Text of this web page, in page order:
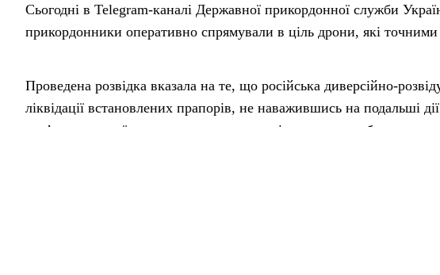
Сьогодні в Telegram-каналі Державної прикордонної служби
прикордонники оперативно спрямували в ціль дрони, які
Проведена розвідка вказала на те, що російська диверсійно-
ліквідації встановлених прапорів, не наважившись на подальші
нав’язувати свої «перемоги» та психологічно тиснути, без